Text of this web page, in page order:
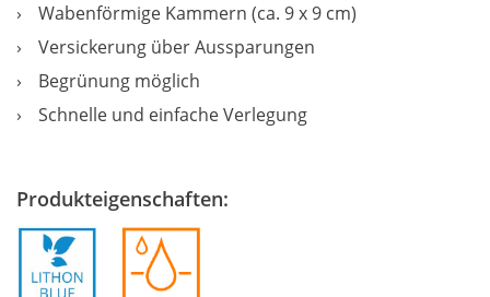
Wabenförmige Kammern (ca. 9 x 9 cm)
Versickerung über Aussparungen
Begrünung möglich
Schnelle und einfache Verlegung
Produkteigenschaften: